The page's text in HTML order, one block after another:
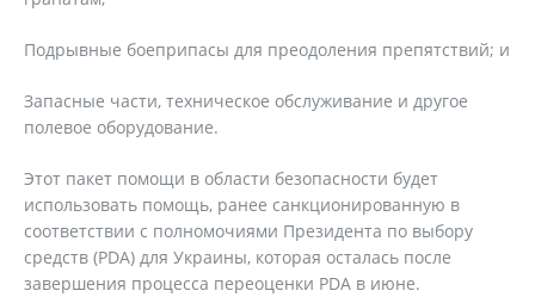
Подрывные боеприпасы для преодоления препятствий; и
Запасные части, техническое обслуживание и другое
полевое оборудование.
Этот пакет помощи в области безопасности будет
использовать помощь, ранее санкционированную в
соответствии с полномочиями Президента по выбору
средств (PDA) для Украины, которая осталась после
завершения процесса переоценки PDA в июне.